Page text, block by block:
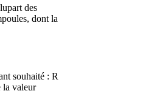
des
dont la
souhaité : R
la valeur